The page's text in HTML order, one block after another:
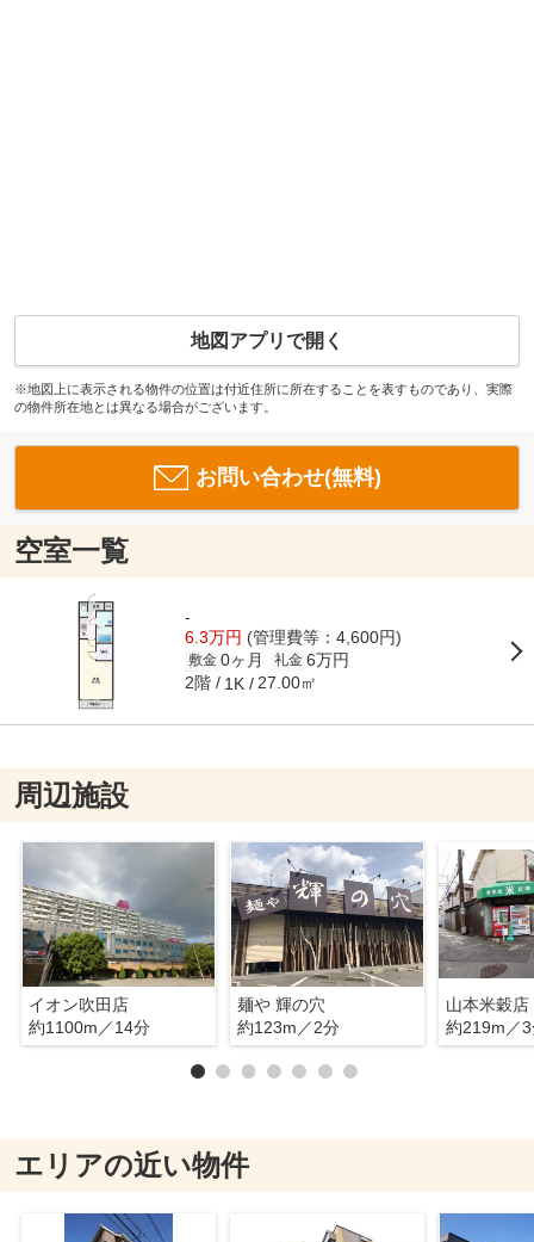
地図アプリで開く
※地図上に表示される物件の位置は付近住所に所在することを表すものであり、実際
の物件所在地とは異なる場合がございます。
お問い合わせ(無料)
空室一覧
-
6.3万円 (管理費等：4,600円)
敷金 0ヶ月 礼金 6万円
2階 1K 27.00㎡
周辺施設
イオン吹田店
約1100m／14分
麺や 輝の穴
約123m／2分
山本米穀店
約219m／
エリアの近い物件